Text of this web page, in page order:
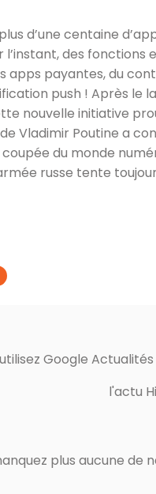
d’une centaine
l’instant, des
apps payantes, du
push ! Après le
nouvelle initiative
Vladimir Poutine a
du monde
russe tente
Google
l'actu
plus aucune de